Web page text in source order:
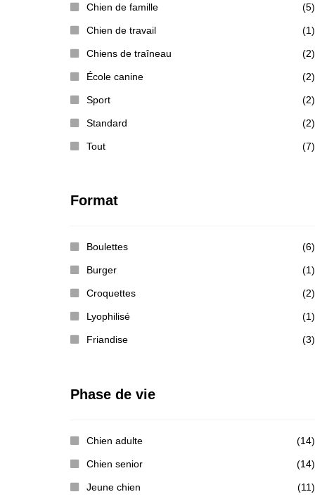
Chien de famille (5)
Chien de travail (1)
Chiens de traîneau (2)
École canine (2)
Sport (2)
Standard (2)
Tout (7)
Format
Boulettes (6)
Burger (1)
Croquettes (2)
Lyophilisé (1)
Friandise (3)
Phase de vie
Chien adulte (14)
Chien senior (14)
Jeune chien (11)